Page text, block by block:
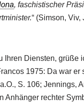
, faschistischer
“ (Simson, Viv,
Ihren Diensten, grüße
1975: Da war er
S. 106; Jennings,
Anhänger rechter